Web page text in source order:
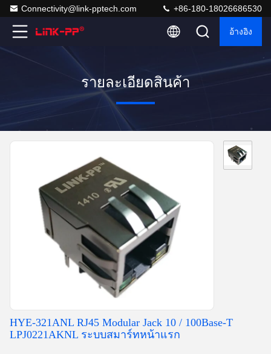
Connectivity@link-pptech.com +86-180-18026686530
อ้างอิง
รายละเอียดสินค้า
HYE-321ANL RJ45 Modular Jack 10 / 100Base-T
LPJ0221AKNL ระบบสมาร์ทหน้าแรก